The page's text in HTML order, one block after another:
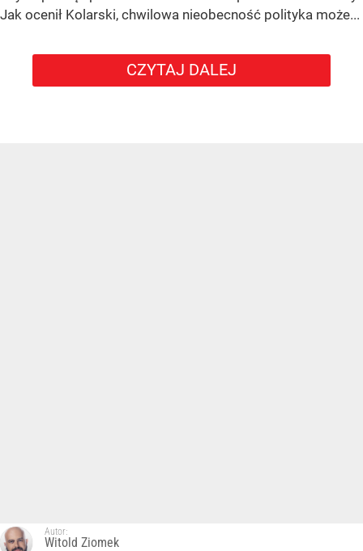
Jak ocenił Kolarski, chwilowa nieobecność polityka może...
CZYTAJ DALEJ
Autor:
Witold Ziomek